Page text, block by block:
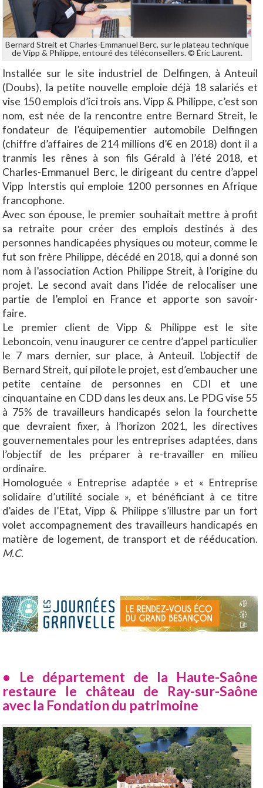
Bernard Streit et Charles-Emmanuel Berc, sur le plateau technique
de Vipp & Philippe, entouré des téléconseillers. © Éric Laurent.
Installée sur le site industriel de Delfingen, à Anteuil
(Doubs), la petite nouvelle emploie déjà 18 salariés et
vise 150 emplois d’ici trois ans. Vipp & Philippe, c’est son
nom, est née de la rencontre entre Bernard Streit, le
fondateur de l’équipementier automobile Delfingen
(chiffre d’affaires de 214 millions d’€ en 2018) dont il a
tranmis les rênes à son fils Gérald à l’été 2018, et
Charles-Emmanuel Berc, le dirigeant du centre d’appel
Vipp Interstis qui emploie 1200 personnes en Afrique
francophone.
Avec son épouse, le premier souhaitait mettre à profit
sa retraite pour créer des emplois destinés à des
personnes handicapées physiques ou moteur, comme le
fut son frère Philippe, décédé en 2018, qui a donné son
nom à l’association Action Philippe Streit, à l’origine du
projet. Le second avait dans l’idée de relocaliser une
partie de l’emploi en France et apporte son savoir-
faire.
Le premier client de Vipp & Philippe est le site
Leboncoin, venu inaugurer ce centre d’appel particulier
le 7 mars dernier, sur place, à Anteuil. L’objectif de
Bernard Streit, qui pilote le projet, est d’embaucher une
petite centaine de personnes en CDI et une
cinquantaine en CDD dans les deux ans. Le PDG vise 55
à 75% de travailleurs handicapés selon la fourchette
que devraient fixer, à l’horizon 2021, les directives
gouvernementales pour les entreprises adaptées, dans
l’objectif de les préparer à re-travailler en milieu
ordinaire.
Homologuée « Entreprise adaptée » et « Entreprise
solidaire d’utilité sociale », et bénéficiant à ce titre
d’aides de l’Etat, Vipp & Philippe s’illustre par un fort
volet accompagnement des travailleurs handicapés en
matière de logement, de transport et de rééducation.
M.C.
• Le département de la Haute-Saône
restaure le château de Ray-sur-Saône
avec la Fondation du patrimoine